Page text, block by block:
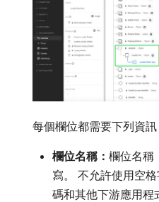
每個欄位都需要下列資訊
欄位名稱： 欄位名稱
寫。 不允許使用空
碼和其他下游應用程